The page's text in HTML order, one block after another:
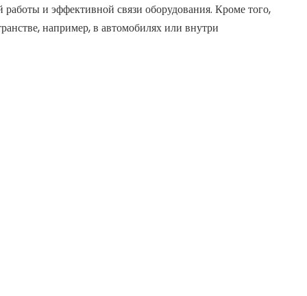
и эффективной связи оборудования. Кроме того,
например, в автомобилях или внутри